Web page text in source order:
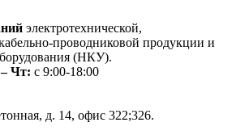
электротехнической,
проводниковой продукции и
(НКУ).
Чт: с 9:00-18:00
д. 14, офис 322;326.